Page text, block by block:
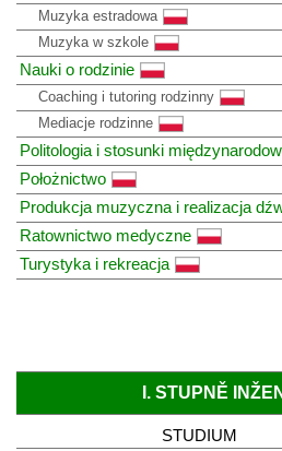
Muzyka estradowa
Muzyka w szkole
Nauki o rodzinie
Coaching i tutoring rodzinny
Mediacje rodzinne
Politologia i stosunki
Położnictwo
Produkcja muzyczna i realizacja
Ratownictwo medyczne
Turystyka i rekreacja
I. STUPNĚ
STUDIUM